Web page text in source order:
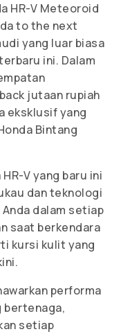
HR-V Meteoroid
to the next
yang luar biasa
ini. Dalam
jutaan rupiah
eksklusif yang
Bintang
V yang baru ini
dan teknologi
dalam setiap
saat berkendara
kursi kulit yang
performa
bertenaga,
setiap